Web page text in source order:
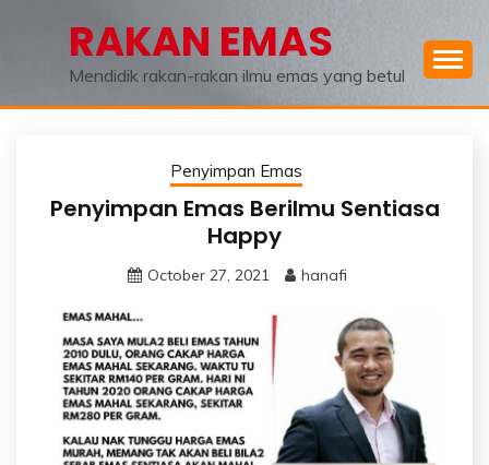
RAKAN EMAS
Mendidik rakan-rakan ilmu emas yang betul
Penyimpan Emas
Penyimpan Emas Berilmu Sentiasa
Happy
October 27, 2021 hanafi